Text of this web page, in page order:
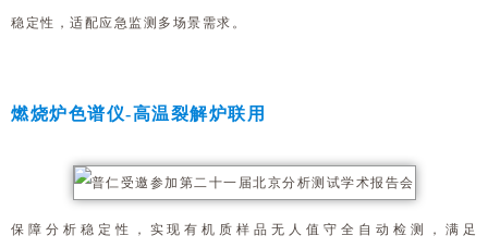
稳定性，适配应急监测多场景需求。
燃烧炉色谱仪-高温裂解炉联用
保障分析稳定性，实现有机质样品无人值守全自动检测，满足